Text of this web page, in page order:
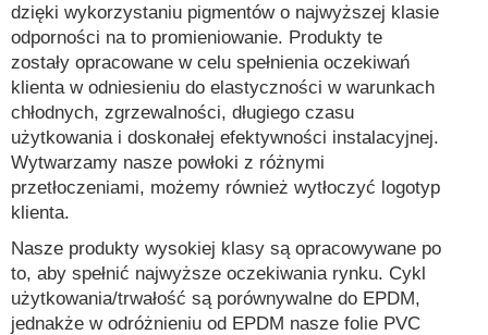
dzięki wykorzystaniu pigmentów o najwyższej klasie
odporności na to promieniowanie. Produkty te
zostały opracowane w celu spełnienia oczekiwań
klienta w odniesieniu do elastyczności w warunkach
chłodnych, zgrzewalności, długiego czasu
użytkowania i doskonałej efektywności instalacyjnej.
Wytwarzamy nasze powłoki z różnymi
przetłoczeniami, możemy również wytłoczyć logotyp
klienta.
Nasze produkty wysokiej klasy są opracowywane po
to, aby spełnić najwyższe oczekiwania rynku. Cykl
użytkowania/trwałość są porównywalne do EPDM,
jednakże w odróżnieniu od EPDM nasze folie PVC